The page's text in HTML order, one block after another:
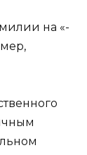
на «-